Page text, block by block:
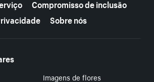
Compromisso de inclusão
Sobre nós
Imagens de flores